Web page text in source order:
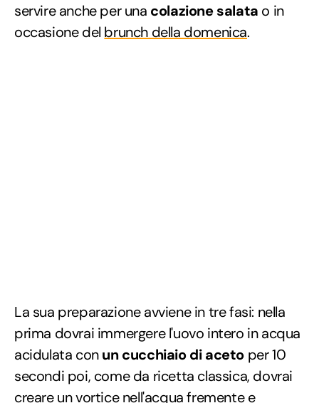
servire anche per una colazione salata o in
occasione del brunch della domenica.
La sua preparazione avviene in tre fasi: nella
prima dovrai immergere l'uovo intero in acqua
acidulata conun cucchiaio di aceto per 10
secondi poi, come da ricetta classica, dovrai
creare un vortice nell'acqua fremente e